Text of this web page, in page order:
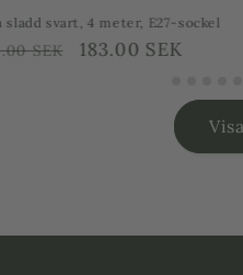
Växtarmatur till
Ordinarie
479.00 SEK